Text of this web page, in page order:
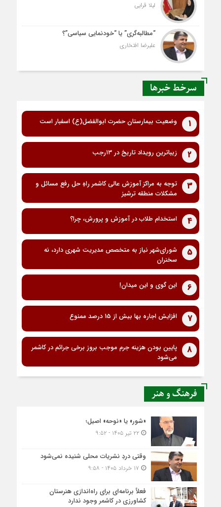
لیلا قرایی
“مطالبه‌گری” یا “خودنمایی سیاسی”؟
علیرضا افتخاری
سرخط خبرها
1 وضعیت بیمارستان حضرت ابوالفضل(ع) اسفبار است
2 زیباترین رویداد تاریخ در ۱۳رجب
3
توجه به مراکز آموزش عالی کاشمر راهِ حل رفع مسائل و
مشکلات منطقه ترشیز
4 استخدام طلاب در آموزش و پرورش، چرا؟
5
شورای‌شهر نیاز به متخصص مدیریت شهری دارد، نه
سخنران
6 این گوی و این میدان!
7 افزایش اجاره بها بیش از 15 درصد ممنوع
8
پایین بودن هزینه جرم موجب بروز برخی جرائم در کاشمر
می‌شود
فرهنگ و هنر
«شور» یا «نوحه» اصیل؛
۲۲ تیر ۱۴۰۵ - ۹:۵۲
وقتی دردِ نشریات محلی شنیده نمی‌شود
فعلاً برنامه‌ای برای راه‌اندازی هنرستان
کشاورزی در کاشمر وجود ندارد